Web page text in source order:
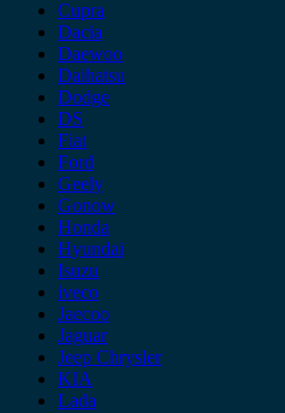
Cupra
Dacia
Daewoo
Daihatsu
Dodge
DS
Fiat
Ford
Geely
Gonow
Honda
Hyundai
Isuzu
iveco
Jaecoo
Jaguar
Jeep Chrysler
KIA
Lada